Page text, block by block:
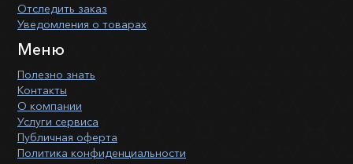
Отследить заказ
Уведомления о товарах
Меню
Полезно знать
Контакты
О компании
Услуги сервиса
Публичная оферта
Политика конфиденциальности